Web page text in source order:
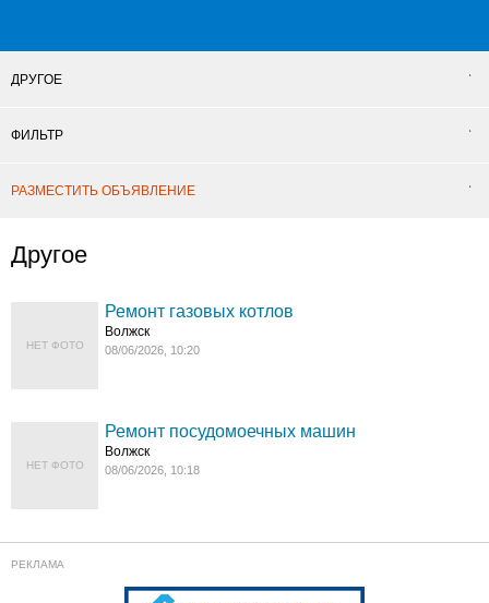
ДРУГОЕ
ФИЛЬТР
РАЗМЕСТИТЬ ОБЪЯВЛЕНИЕ
Другое
НЕТ ФОТО
Ремонт газовых котлов
Волжск
08/06/2026, 10:20
НЕТ ФОТО
Ремонт посудомоечных машин
Волжск
08/06/2026, 10:18